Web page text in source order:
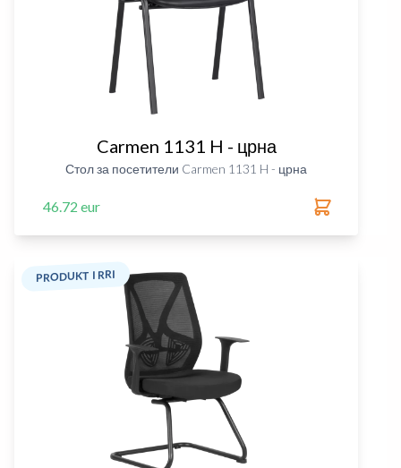
Carmen 1131 H - црна
Стол за посетители Carmen 1131 H - црна
46.72 eur
PRODUKT I RRI